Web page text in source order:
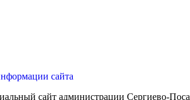
сайта
сайт администрации Сергиево-